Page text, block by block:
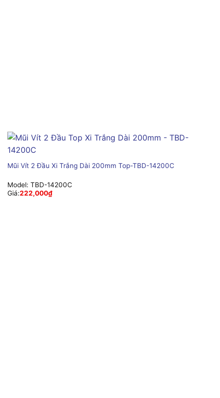
Mũi Vít 2 Đầu Xi Trắng Dài 200mm Top-TBD-14200C
Model: TBD-14200C
Giá:222,000₫